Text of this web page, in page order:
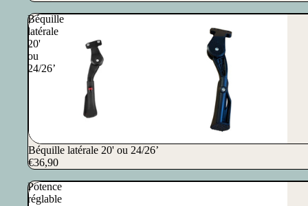
Béquille
latérale
20'
ou
24/26’
Béquille latérale 20' ou 24/26’
€36,90
Potence
réglable